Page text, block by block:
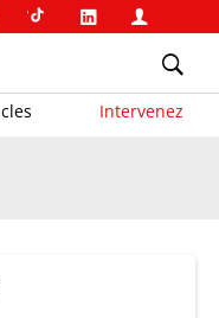
Intervenez